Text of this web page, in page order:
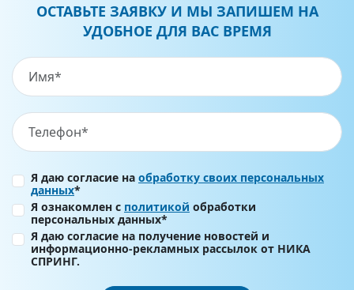
ОСТАВЬТЕ ЗАЯВКУ И МЫ ЗАПИШЕМ НА
УДОБНОЕ ДЛЯ ВАС ВРЕМЯ
Я даю согласие на обработку своих персональных
данных*
Я ознакомлен с политикой обработки
персональных данных*
Я даю согласие на получение новостей и
информационно-рекламных рассылок от НИКА
СПРИНГ.